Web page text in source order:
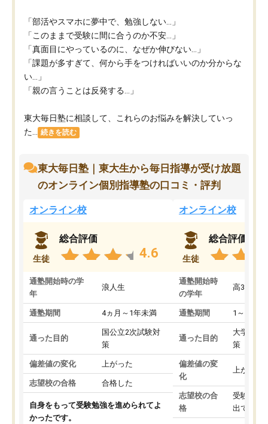
「部活やスマホに夢中で、勉強しない…」
「このままで受験に間に合うのか不安…」
「真面目にやっているのに、なぜか伸びない…」
「課題が多すぎて、何から手をつければいいのか分からな
い…」
「親の言うことは反発する…」
東大毎日塾に相談して、これらのお悩みを解決していっ
た...
続きを読む
東大毎日塾｜東大生から毎日指導が受け放題
のオンライン個別指導塾の口コミ・評判
オンライン校
生徒
総合評価
4.6
通塾開始時の学
年
浪人生
通塾期間 4ヵ月～1年未満
通った目的
国公立2次試験対
策
偏差値の変化 上がった
志望校の合格 合格した
自身をもって受験勉強を進められてよ
かったです。
オンライン校
生徒
総合評価
通塾開始時
の学年
高3
通塾期間 1～3ヵ月
通った目的
大学入学
策
偏差値の変
化
上がった
志望校の合
格
受験して
出ていな